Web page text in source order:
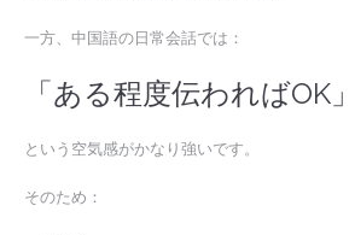
一方、中国語の日常会話では：
「ある程度伝わればOK」
という空気感がかなり強いです。
そのため：